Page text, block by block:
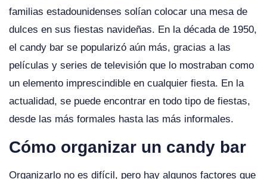
familias estadounidenses solían colocar una mesa de
dulces en sus fiestas navideñas. En la década de 1950,
el candy bar se popularizó aún más, gracias a las
películas y series de televisión que lo mostraban como
un elemento imprescindible en cualquier fiesta. En la
actualidad, se puede encontrar en todo tipo de fiestas,
desde las más formales hasta las más informales.
Cómo organizar un candy bar
Organizarlo no es difícil, pero hay algunos factores que